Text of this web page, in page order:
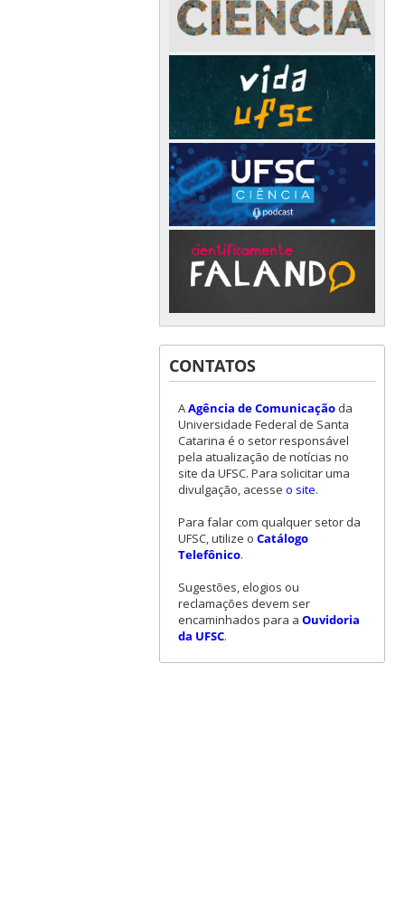
CONTATOS
AAgência de Comunicaçãoda
Universidade Federal de Santa
Catarina é o setor responsável
pela atualização de notícias no
site da UFSC. Para solicitar uma
divulgação, acesse o site.
Para falar com qualquer setor da
UFSC, utilize o Catálogo
Telefônico.
Sugestões, elogios ou
reclamações devem ser
encaminhados para a Ouvidoria
da UFSC.